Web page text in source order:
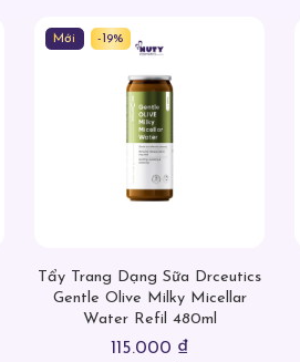
Mới -19%
Tẩy Trang Dạng Sữa Drceutics
Gentle Olive Milky Micellar
Water Refil 480ml
115.000 ₫